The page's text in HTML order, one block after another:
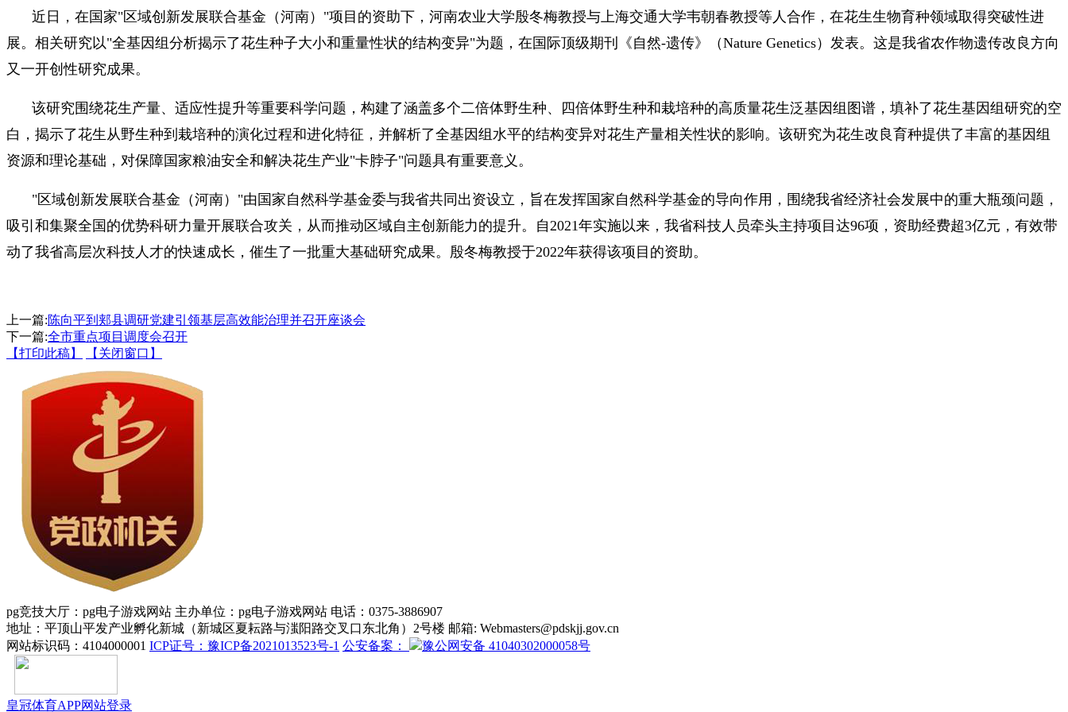
近日，在国家"区域创新发展联合基金（河南）"项目的资助下，河南农业大学殷冬梅教授与上海交通大学韦朝春教授等人合作，在花生生物育种领域取得突破性进
展。相关研究以"全基因组分析揭示了花生种子大小和重量性状的结构变异"为题，在国际顶级期刊《自然-遗传》（Nature Genetics）发表。这是我省农作物遗传改良方向
又一开创性研究成果。
该研究围绕花生产量、适应性提升等重要科学问题，构建了涵盖多个二倍体野生种、四倍体野生种和栽培种的高质量花生泛基因组图谱，填补了花生基因组研究的空
白，揭示了花生从野生种到栽培种的演化过程和进化特征，并解析了全基因组水平的结构变异对花生产量相关性状的影响。该研究为花生改良育种提供了丰富的基因组
资源和理论基础，对保障国家粮油安全和解决花生产业"卡脖子"问题具有重要意义。
"区域创新发展联合基金（河南）"由国家自然科学基金委与我省共同出资设立，旨在发挥国家自然科学基金的导向作用，围绕我省经济社会发展中的重大瓶颈问题，
吸引和集聚全国的优势科研力量开展联合攻关，从而推动区域自主创新能力的提升。自2021年实施以来，我省科技人员牵头主持项目达96项，资助经费超3亿元，有效带
动了我省高层次科技人才的快速成长，催生了一批重大基础研究成果。殷冬梅教授于2022年获得该项目的资助。
上一篇:陈向平到郏县调研党建引领基层高效能治理并召开座谈会
下一篇:全市重点项目调度会召开
【打印此稿】
【关闭窗口】
pg竞技大厅：pg电子游戏网站 主办单位：pg电子游戏网站 电话：0375-3886907
地址：平顶山平发产业孵化新城（新城区夏耘路与滍阳路交叉口东北角）2号楼 邮箱: Webmasters@pdskjj.gov.cn
网站标识码：4104000001 ICP证号：豫ICP备2021013523号-1 公安备案： 豫公网安备 41040302000058号
皇冠体育APP网站登录